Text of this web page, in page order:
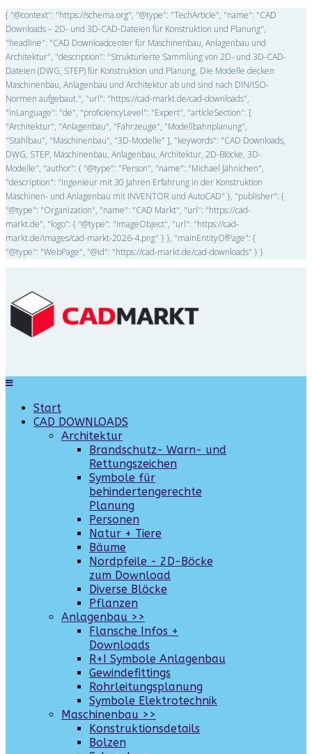
{ "@context": "https://schema.org", "@type": "TechArticle", "name": "CAD
Downloads – 2D- und 3D-CAD-Dateien für Konstruktion und Planung",
"headline": "CAD Downloadcenter für Maschinenbau, Anlagenbau und
Architektur", "description": "Strukturierte Sammlung von 2D- und 3D-CAD-
Dateien (DWG, STEP) für Konstruktion und Planung. Die Modelle decken
Maschinenbau, Anlagenbau und Architektur ab und sind nach DIN/ISO-
Normen aufgebaut.", "url": "https://cad-markt.de/cad-downloads",
"inLanguage": "de", "proficiencyLevel": "Expert", "articleSection": [
"Architektur", "Anlagenbau", "Fahrzeuge", "Modellbahnplanung",
"Stahlbau", "Maschinenbau", "3D-Modelle" ], "keywords": "CAD Downloads,
DWG, STEP, Maschinenbau, Anlagenbau, Architektur, 2D-Blöcke, 3D-
Modelle", "author": { "@type": "Person", "name": "Michael Jähnichen",
"description": "Ingenieur mit 30 Jahren Erfahrung in der Konstruktion
Maschinen- und Anlagenbau mit INVENTOR und AutoCAD" }, "publisher": {
"@type": "Organization", "name": "CAD Markt", "url": "https://cad-
markt.de", "logo": { "@type": "ImageObject", "url": "https://cad-
markt.de/images/cad-markt-2026-4.png" } }, "mainEntityOfPage": {
"@type": "WebPage", "@id": "https://cad-markt.de/cad-downloads" } }
Start
CAD DOWNLOADS
Architektur
Brandschutz- Warn- und
Rettungszeichen
Symbole für
behindertengerechte
Planung
Personen
Natur + Tiere
Bäume
Nordpfeile - 2D-Böcke
zum Download
Diverse Blöcke
Pflanzen
Anlagenbau >>
Flansche Infos +
Downloads
R+I Symbole Anlagenbau
Gewindefittings
Rohrleitungsplanung
Symbole Elektrotechnik
Maschinenbau >>
Konstruktionsdetails
Bolzen